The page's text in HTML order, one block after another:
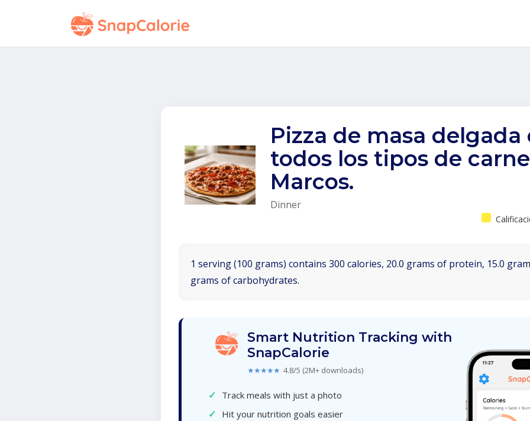
Pizza de masa delgada
todos los tipos de
Marcos.
Dinner
1 serving (100 grams) contains 300 calories, 20.0 grams of protein, 15.0
grams of carbohydrates.
Smart Nutrition Tracking with
SnapCalorie
★★★★★ 4.8/5 (2M+ downloads)
✓ Track meals with just a photo
✓ Hit your nutrition goals easier